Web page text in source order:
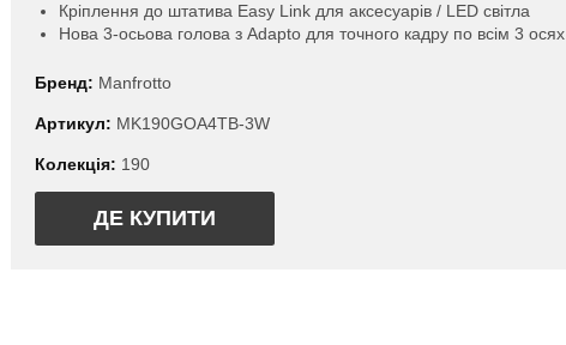
Кріплення до штатива Easy Link для аксесуарів / LED світла
Нова 3-осьова голова з Adapto для точного кадру по всім 3 осях
Бренд: Manfrotto
Артикул: MK190GOA4TB-3W
Колекція: 190
ДЕ КУПИТИ